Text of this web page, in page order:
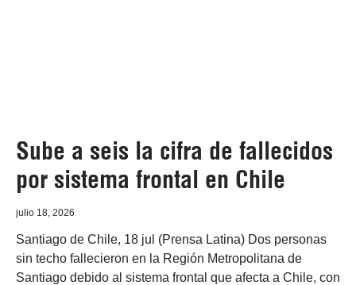
Sube a seis la cifra de fallecidos
por sistema frontal en Chile
julio 18, 2026
Santiago de Chile, 18 jul (Prensa Latina) Dos personas
sin techo fallecieron en la Región Metropolitana de
Santiago debido al sistema frontal que afecta a Chile, con